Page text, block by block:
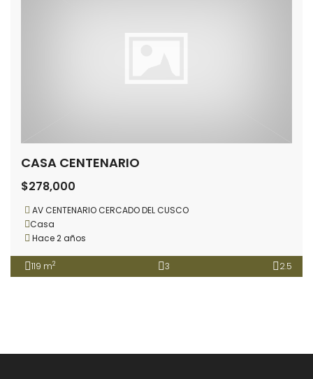
CASA CENTENARIO
$278,000
AV CENTENARIO CERCADO DEL CUSCO
Casa
Hace 2 años
119 m2 3 2.5